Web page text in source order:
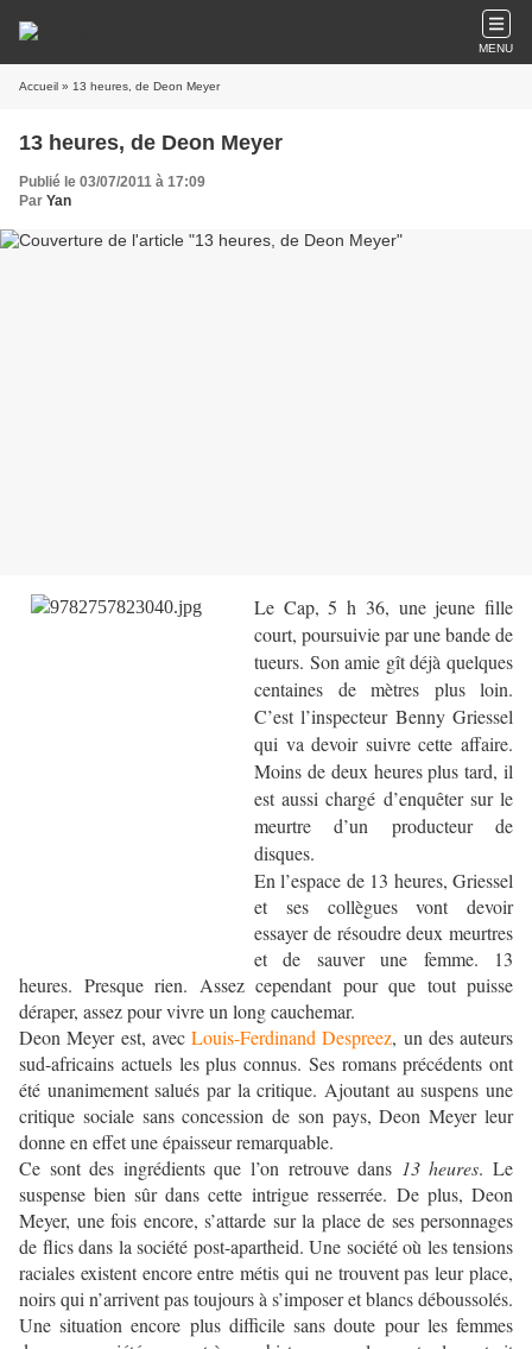
MENU
Accueil » 13 heures, de Deon Meyer
13 heures, de Deon Meyer
Publié le 03/07/2011 à 17:09
Par Yan
Le Cap, 5 h 36, une jeune fille
court, poursuivie par une bande de
tueurs. Son amie gît déjà quelques
centaines de mètres plus loin.
C’est l’inspecteur Benny Griessel
qui va devoir suivre cette affaire.
Moins de deux heures plus tard, il
est aussi chargé d’enquêter sur le
meurtre d’un producteur de
disques.
En l’espace de 13 heures, Griessel
et ses collègues vont devoir
essayer de résoudre deux meurtres
et de sauver une femme. 13
heures. Presque rien. Assez cependant pour que tout puisse
déraper, assez pour vivre un long cauchemar.
Deon Meyer est, avec Louis-Ferdinand Despreez, un des auteurs
sud-africains actuels les plus connus. Ses romans précédents ont
été unanimement salués par la critique. Ajoutant au suspens une
critique sociale sans concession de son pays, Deon Meyer leur
donne en effet une épaisseur remarquable.
Ce sont des ingrédients que l’on retrouve dans 13 heures. Le
suspense bien sûr dans cette intrigue resserrée. De plus, Deon
Meyer, une fois encore, s’attarde sur la place de ses personnages
de flics dans la société post-apartheid. Une société où les tensions
raciales existent encore entre métis qui ne trouvent pas leur place,
noirs qui n’arrivent pas toujours à s’imposer et blancs déboussolés.
Une situation encore plus difficile sans doute pour les femmes